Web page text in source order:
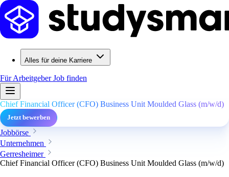
Alles für deine Karriere
Für ArbeitgeberJob finden
Chief Financial Officer (CFO) Business Unit Moulded Glass (m/w/d)
Jetzt bewerben
Jobbörse
Unternehmen
Gerresheimer
Chief Financial Officer (CFO) Business Unit Moulded Glass (m/w/d)